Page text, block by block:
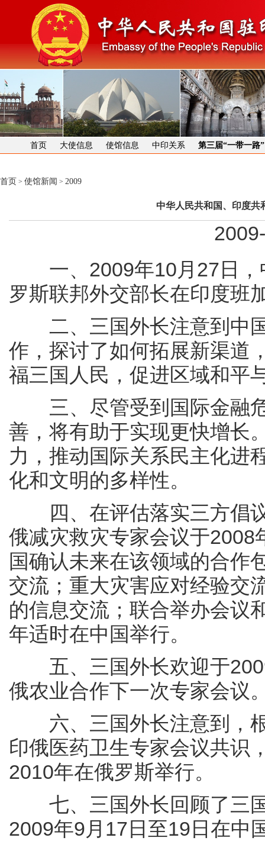
首页 大使信息 使馆信息 中印关系 第三届“一带一路
首页 > 使馆新闻 > 2009
中华人民共和国、印度共
一、2009年10月27日，
罗斯联邦外交部长在印度班
二、三国外长注意到中国
作，探讨了如何拓展新渠道
福三国人民，促进区域和平
三、尽管受到国际金融危
善，将有助于实现更快增长
力，推动国际关系民主化进
化和文明的多样性。
四、在评估落实三方倡议
俄减灾救灾专家会议于2008
国确认未来在该领域的合作
交流；重大灾害应对经验交
的信息交流；联合举办会议
年适时在中国举行。
五、三国外长欢迎于
俄农业合作下一次专家会议
六、三国外长注意到，根
印俄医药卫生专家会议共识
2010年在俄罗斯举行。
七、三国外长回顾了三国
2009年9月17日至19日在中